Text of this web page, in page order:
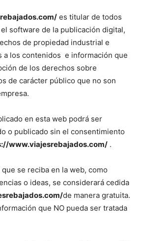
es titular de todos
software de la publicación digital,
de propiedad industrial e
a los contenidos e información que
de los derechos sobre
de carácter público que no son
en esta web podrá ser
o publicado sin el consentimiento
www.viajesrebajados.com/ .
se reciba en la web, como
o ideas, se considerará cedida
de manera gratuita.
que NO pueda ser tratada